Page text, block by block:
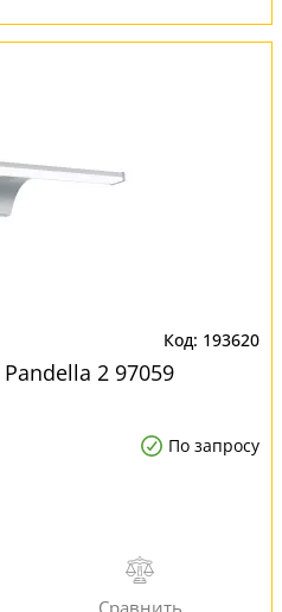
193620
2 97059
По запросу